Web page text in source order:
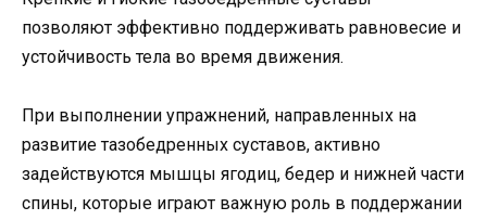
позволяют эффективно поддерживать равновесие и
устойчивость тела во время движения.
При выполнении упражнений, направленных на
развитие тазобедренных суставов, активно
задействуются мышцы ягодиц, бедер и нижней части
спины, которые играют важную роль в поддержании